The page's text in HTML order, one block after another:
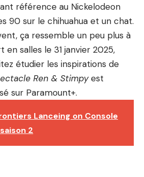
référence au Nickelodeon
90 sur le chihuahua et un chat.
ça ressemble un peu plus à
en salles le 31 janvier 2025,
étudier les inspirations de
Ren & Stimpyest
sur Paramount+.
Lanceing on Console
2